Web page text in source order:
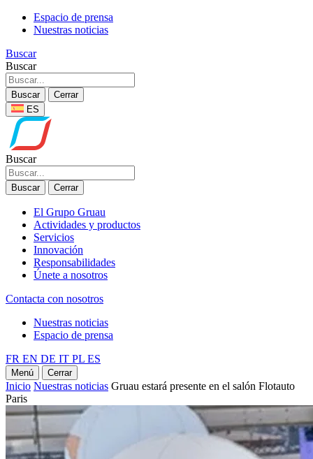
Espacio de prensa
Nuestras noticias
Buscar
Buscar
Buscar
Cerrar
ES
Buscar
Buscar Cerrar
El Grupo Gruau
Actividades y productos
Servicios
Innovación
Responsabilidades
Únete a nosotros
Contacta con nosotros
Nuestras noticias
Espacio de prensa
FR EN DE IT PL ES
Menú Cerrar
Inicio Nuestras noticias Gruau estará presente en el salón Flotauto
Paris